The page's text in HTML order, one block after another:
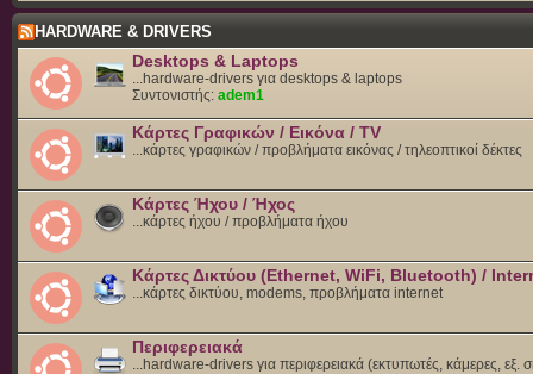
HARDWARE & DRIVERS
Desktops & Laptops
...hardware-drivers για desktops & laptops
Συντονιστής: adem1
Κάρτες Γραφικών / Εικόνα / TV
...κάρτες γραφικών / προβλήματα εικόνας / τηλεοπτικοί δέκτες
Κάρτες Ήχου / Ήχος
...κάρτες ήχου / προβλήματα ήχου
Κάρτες Δικτύου (Ethernet, WiFi, Bluetooth) /
...κάρτες δικτύου, modems, προβλήματα internet
Περιφερειακά
...hardware-drivers για περιφερειακά (εκτυπωτές, κάμερες, εξ.